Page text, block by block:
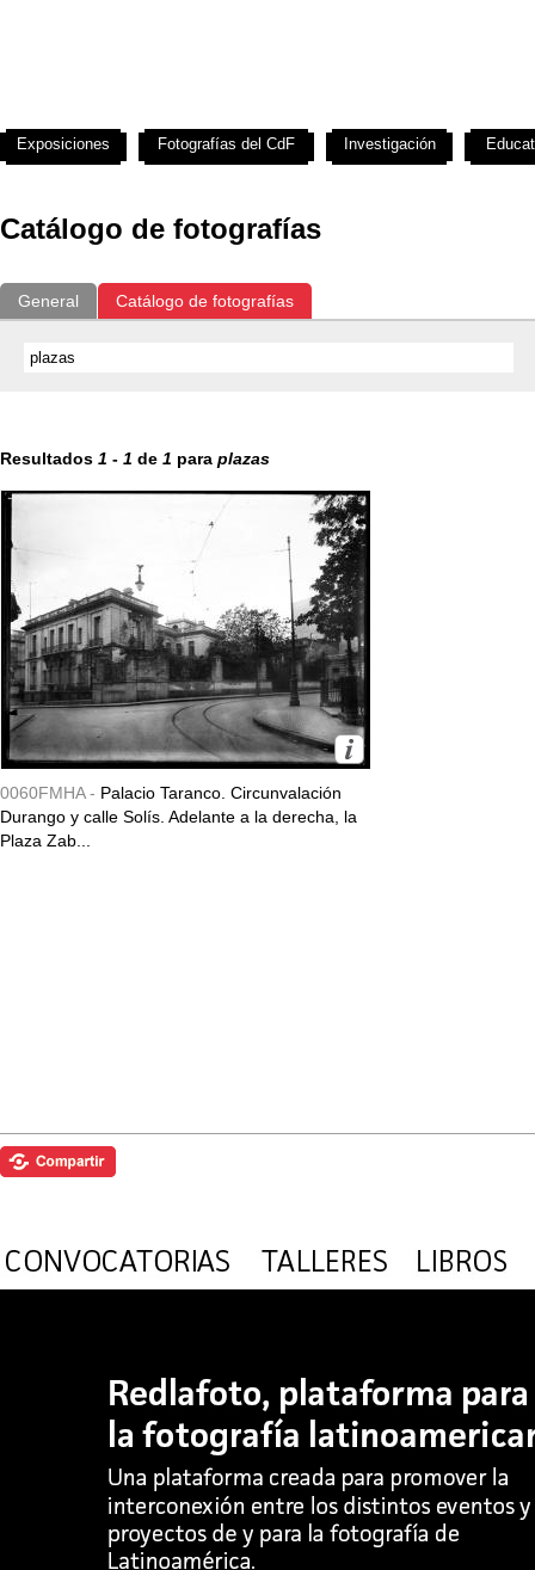
Catálogo de fotografías
General Catálogo de fotografías
Resultados 1 - 1 de 1 para plazas
0060FMHA - Palacio Taranco. Circunvalación
Durango y calle Solís. Adelante a la derecha, la
Plaza Zab...
Exposiciones Fotografías del CdF Investigación